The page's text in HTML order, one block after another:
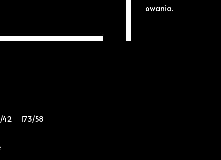
Brak miejscowego planu zagospodarowania.
42 - 173/58